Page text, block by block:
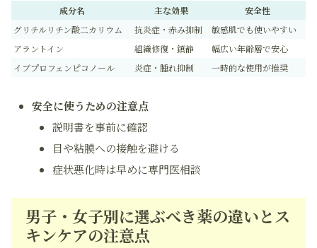
成分名 主な効果
安全性
グリチルリチン酸二カリウム
抗炎症・赤み抑制
敏感肌でも使いやすい
アラントイン
組織修復・鎮静
幅広い年齢層で安心
イブプロフェンピコノール
炎症・腫れ抑制 一時的な使用が推奨
安全に使うための注意点
説明書を事前に確認
目や粘膜への接触を避ける
症状悪化時は早めに専門医相談
男子・女子別に選ぶべき薬の違いとス
キンケアの注意点